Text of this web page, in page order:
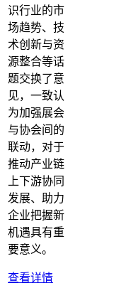
识行业的市
场趋势、技
术创新与资
源整合等话
题交换了意
见，一致认
为加强展会
与协会间的
联动，对于
推动产业链
上下游协同
发展、助力
企业把握新
机遇具有重
要意义。
查看详情